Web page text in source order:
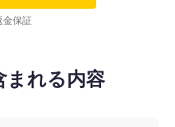
保証
まれる内容